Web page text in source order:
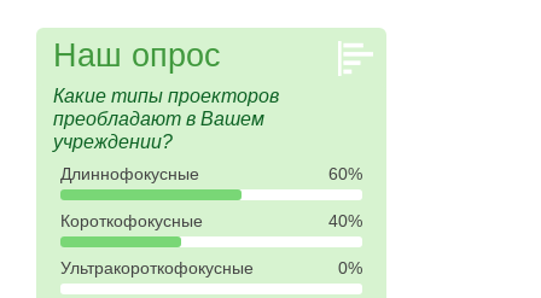
Наш опрос
Какие типы проекторов
преобладают в Вашем
учреждении?
Длиннофокусные 60%
Короткофокусные 40%
Ультракороткофокусные 0%